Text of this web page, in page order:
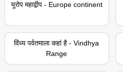
यूरोप महाद्वीप - Europe continent
विंध्य पर्वतमाला कहां है - Vindhya
Range